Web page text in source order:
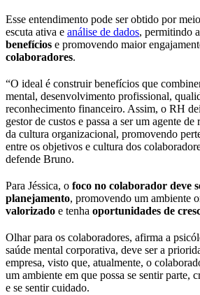
Esse entendimento pode ser obtido por
escuta ativa e análise de dados, permitindo a
benefícios e promovendo maior
colaboradores.
“O ideal é construir benefícios que
mental, desenvolvimento profissional,
reconhecimento financeiro. Assim, o RH
gestor de custos e passa a ser um agente
da cultura organizacional, promovendo
entre os objetivos e cultura dos
defende Bruno.
Para Jéssica, o foco no colaborador deve
planejamento, promovendo um ambiente
valorizado e tenha oportunidades de
Olhar para os colaboradores, afirma a
saúde mental corporativa, deve ser a
empresa, visto que, atualmente, o
um ambiente em que possa se sentir parte,
e se sentir cuidado.